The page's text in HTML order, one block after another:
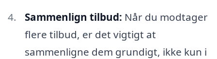
Sammenlign tilbud: Når du modtager
flere tilbud, er det vigtigt at
sammenligne dem grundigt, ikke kun i